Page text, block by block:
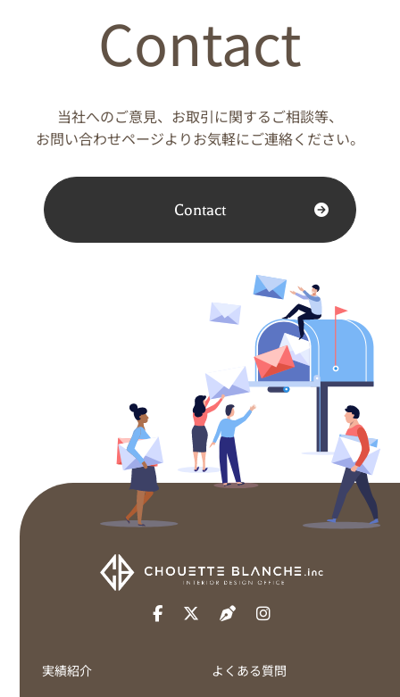
Contact
当社へのご意見、お取引に関するご相談等、
お問い合わせページよりお気軽にご連絡ください。
Contact
実績紹介 よくある質問